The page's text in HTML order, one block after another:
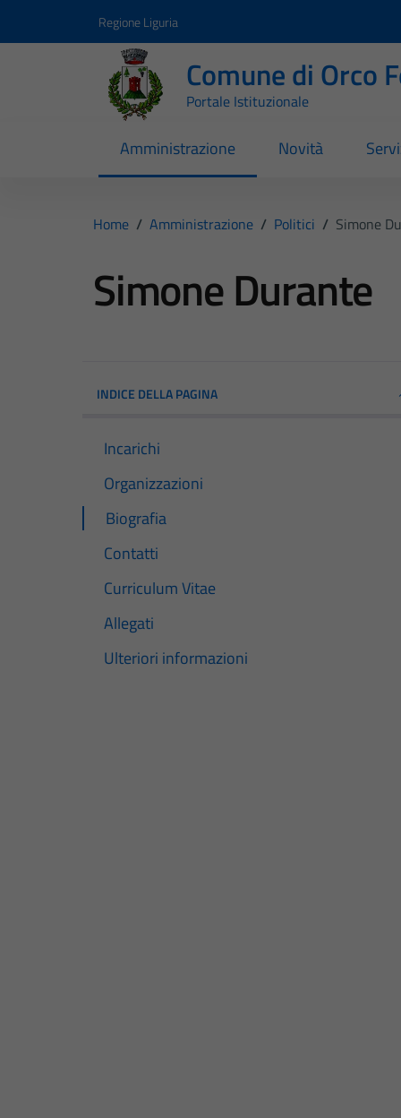
Regione Liguria
Comune di Orco
Portale Istituzionale
Amministrazione Novità
Home / Amministrazione / Politici / Simone
Simone Durante
INDICE DELLA PAGINA
Incarichi
Organizzazioni
Biografia
Contatti
Curriculum Vitae
Allegati
Ulteriori informazioni